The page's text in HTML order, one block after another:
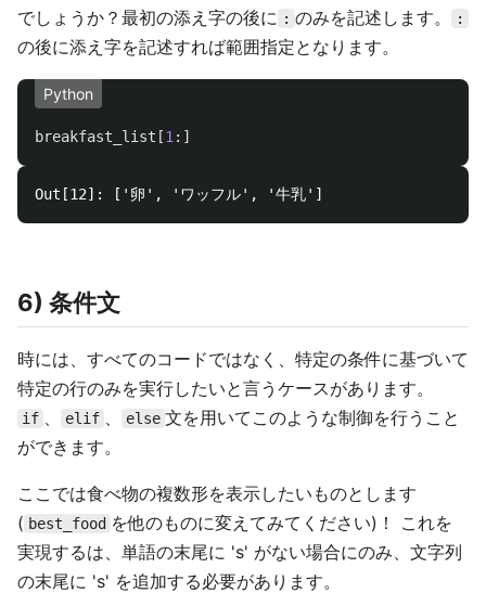
でしょうか？最初の添え字の後に : のみを記述します。 :
の後に添え字を記述すれば範囲指定となります。
Python
breakfast_list [1 :]
6) 条件文
時には、すべてのコードではなく、特定の条件に基づいて
特定の行のみを実行したいと言うケースがあります。
if 、 elif 、 else 文を用いてこのような制御を行うこと
ができます。
ここでは食べ物の複数形を表示したいものとします
( best_food を他のものに変えてみてください)！ これを
実現するは、単語の末尾に 's' がない場合にのみ、文字列
の末尾に 's' を追加する必要があります。